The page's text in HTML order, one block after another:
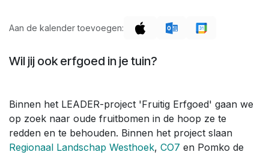
Aan de kalender toevoegen:
Wil jij ook erfgoed in je tuin?
Binnen het LEADER-project 'Fruitig Erfgoed' gaan we
op zoek naar oude fruitbomen in de hoop ze te
redden en te behouden. Binnen het project slaan
Regionaal Landschap Westhoek, CO7 en Pomko de